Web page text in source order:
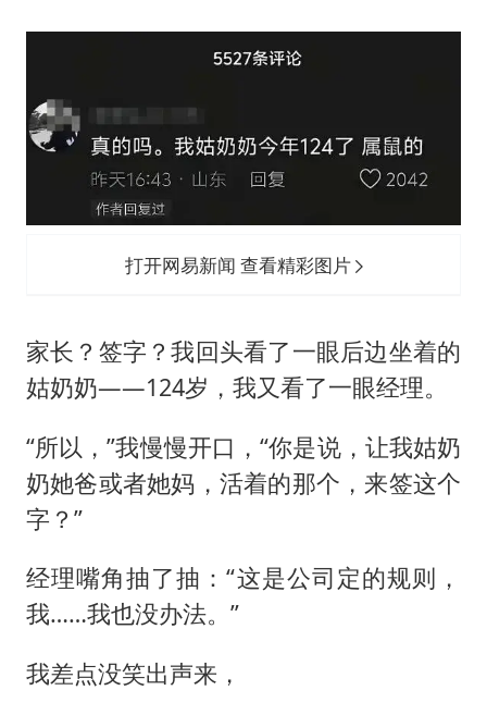
打开网易新闻 查看精彩图片
家长？签字？我回头看了一眼后边坐着的
姑奶奶——124岁，我又看了一眼经理。
“所以，”我慢慢开口，“你是说，让我姑奶
奶她爸或者她妈，活着的那个，来签这个
字？”
经理嘴角抽了抽：“这是公司定的规则，
我……我也没办法。”
我差点没笑出声来，